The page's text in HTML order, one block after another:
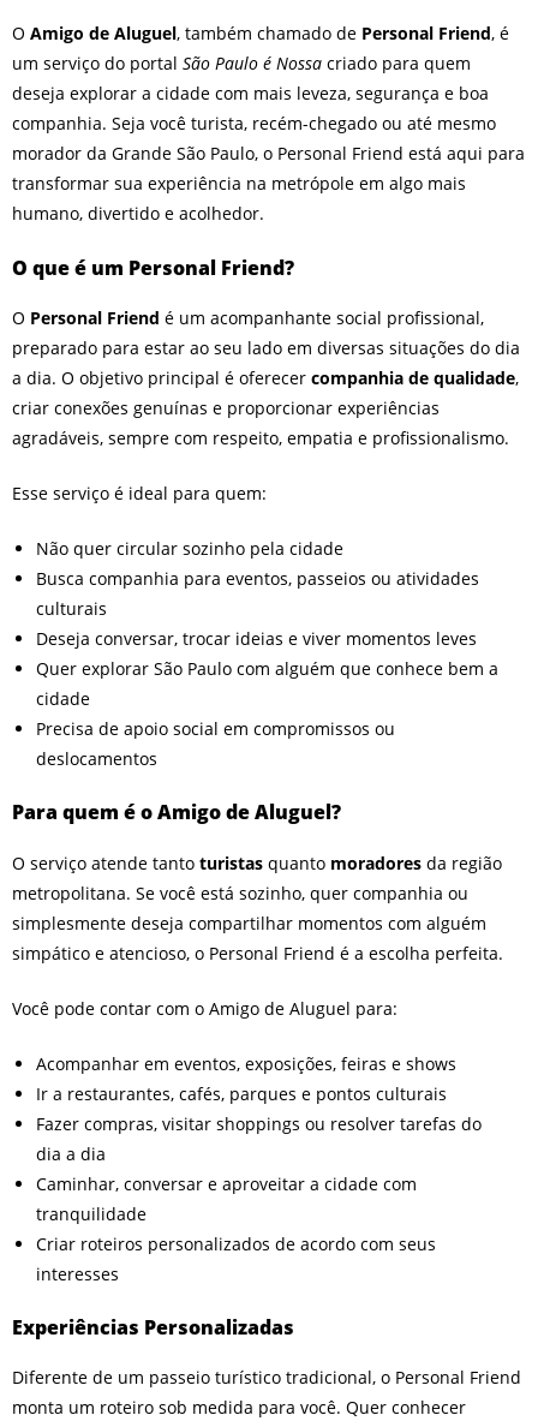
O Amigo de Aluguel, também chamado de Personal Friend, é
um serviço do portal São Paulo é Nossa criado para quem
deseja explorar a cidade com mais leveza, segurança e boa
companhia. Seja você turista, recém-chegado ou até mesmo
morador da Grande São Paulo, o Personal Friend está aqui para
transformar sua experiência na metrópole em algo mais
humano, divertido e acolhedor.
O que é um Personal Friend?
O Personal Friend é um acompanhante social profissional,
preparado para estar ao seu lado em diversas situações do dia
a dia. O objetivo principal é oferecer companhia de qualidade,
criar conexões genuínas e proporcionar experiências
agradáveis, sempre com respeito, empatia e profissionalismo.
Esse serviço é ideal para quem:
Não quer circular sozinho pela cidade
Busca companhia para eventos, passeios ou atividades
culturais
Deseja conversar, trocar ideias e viver momentos leves
Quer explorar São Paulo com alguém que conhece bem a
cidade
Precisa de apoio social em compromissos ou
deslocamentos
Para quem é o Amigo de Aluguel?
O serviço atende tanto turistas quanto moradores da região
metropolitana. Se você está sozinho, quer companhia ou
simplesmente deseja compartilhar momentos com alguém
simpático e atencioso, o Personal Friend é a escolha perfeita.
Você pode contar com o Amigo de Aluguel para:
Acompanhar em eventos, exposições, feiras e shows
Ir a restaurantes, cafés, parques e pontos culturais
Fazer compras, visitar shoppings ou resolver tarefas do
dia a dia
Caminhar, conversar e aproveitar a cidade com
tranquilidade
Criar roteiros personalizados de acordo com seus
interesses
Experiências Personalizadas
Diferente de um passeio turístico tradicional, o Personal Friend
monta um roteiro sob medida para você. Quer conhecer